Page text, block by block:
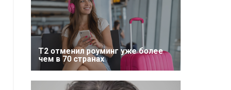
Т2 отменил роуминг уже более
чем в 70 странах